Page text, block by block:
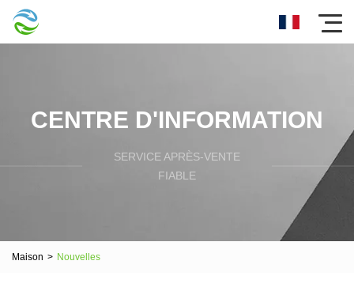
CENTRE D'INFORMATION
SERVICE APRÈS-VENTE
FIABLE
Maison > Nouvelles